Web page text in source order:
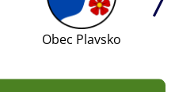
Obec Plavsko